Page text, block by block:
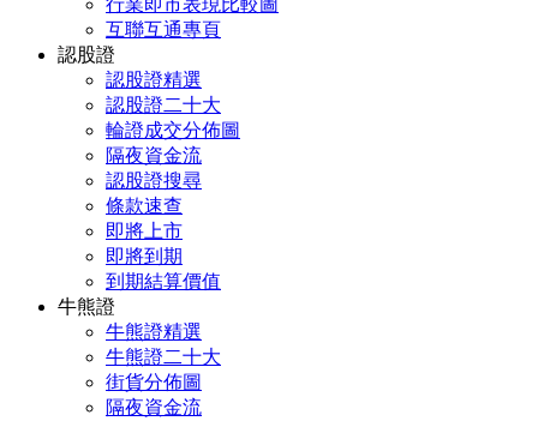
行業即市表現比較圖
互聯互通專頁
認股證
認股證精選
認股證二十大
輪證成交分佈圖
隔夜資金流
認股證搜尋
條款速查
即將上市
即將到期
到期結算價值
牛熊證
牛熊證精選
牛熊證二十大
街貨分佈圖
隔夜資金流